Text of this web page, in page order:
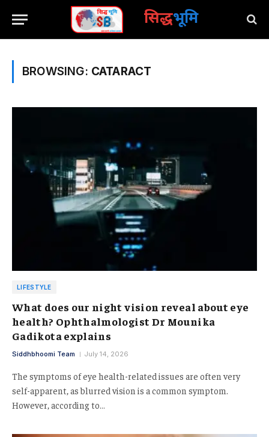
सिद्धभूमि
BROWSING: CATARACT
LIFESTYLE
What does our night vision reveal about eye
health? Ophthalmologist Dr Mounika
Gadikota explains
Siddhbhoomi Team July 14, 2026
The symptoms of eye health-related issues are often very
self-apparent, as blurred vision is a common symptom.
However, according to…